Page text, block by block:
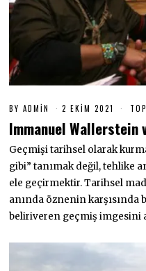
BYADMIN 2 EKIM 2021
K
M
2
0
2
Immanuel Wallerstein
Geçmişi tarihsel olarak
gibi” tanımak değil, tehlike
ele geçirmektir. Tarihsel
anında öznenin karşısında
beliriveren geçmiş imgesini